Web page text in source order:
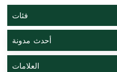
فئات
أحدث مدونة
العلامات